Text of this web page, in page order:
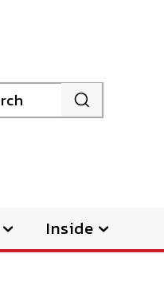
Inside